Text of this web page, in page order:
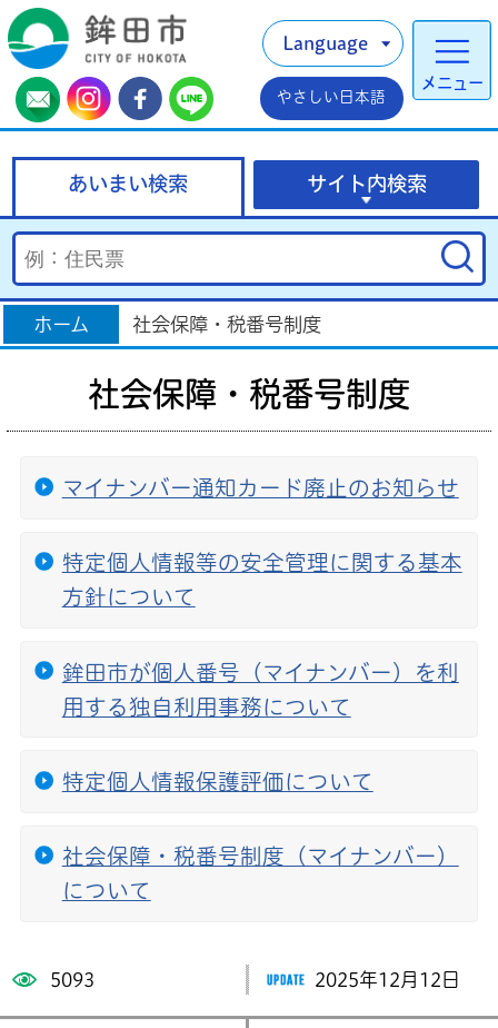
メニュー
Language
やさしい日本語
あいまい検索 サイト内検索
ホーム 社会保障・税番号制度
社会保障・税番号制度
マイナンバー通知カード廃止のお知らせ
特定個人情報等の安全管理に関する基本
方針について
鉾田市が個人番号（マイナンバー）を利
用する独自利用事務について
特定個人情報保護評価について
社会保障・税番号制度（マイナンバー）
について
5093 2025年12月12日